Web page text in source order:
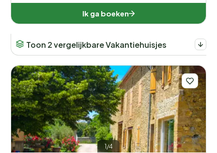
Mindervaliden
Voorzieningen
Wellness
Ik ga boeken
Toon 2 vergelijkbare Vakantiehuisjes
1/4